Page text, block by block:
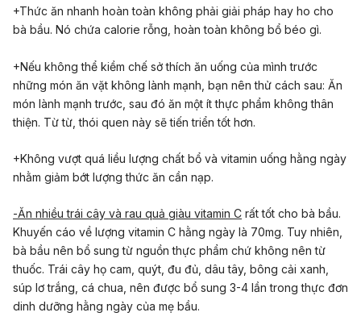
+Thức ăn nhanh hoàn toàn không phải giải pháp hay ho cho
bà bầu. Nó chứa calorie rỗng, hoàn toàn không bổ béo gì.
+Nếu không thể kiềm chế sở thích ăn uống của mình trước
những món ăn vặt không lành mạnh, bạn nên thử cách sau: Ăn
món lành mạnh trước, sau đó ăn một ít thực phẩm không thân
thiện. Từ từ, thói quen này sẽ tiến triển tốt hơn.
+Không vượt quá liều lượng chất bổ và vitamin uống hằng ngày
nhằm giảm bớt lượng thức ăn cần nạp.
-Ăn nhiều trái cây và rau quả giàu vitamin C rất tốt cho bà bầu.
Khuyến cáo về lượng vitamin C hằng ngày là 70mg. Tuy nhiên,
bà bầu nên bổ sung từ nguồn thực phẩm chứ không nên từ
thuốc. Trái cây họ cam, quýt, đu đủ, dâu tây, bông cải xanh,
súp lơ trắng, cá chua, nên được bổ sung 3-4 lần trong thực đơn
dinh dưỡng hằng ngày của mẹ bầu.